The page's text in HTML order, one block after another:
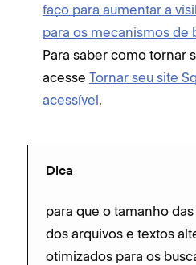
faço para aumentar a
para os mecanismos de
Para saber como tornar
acesse Tornar seu site
acessível.
Dica
para que o tamanho
dos arquivos e textos
otimizados para os